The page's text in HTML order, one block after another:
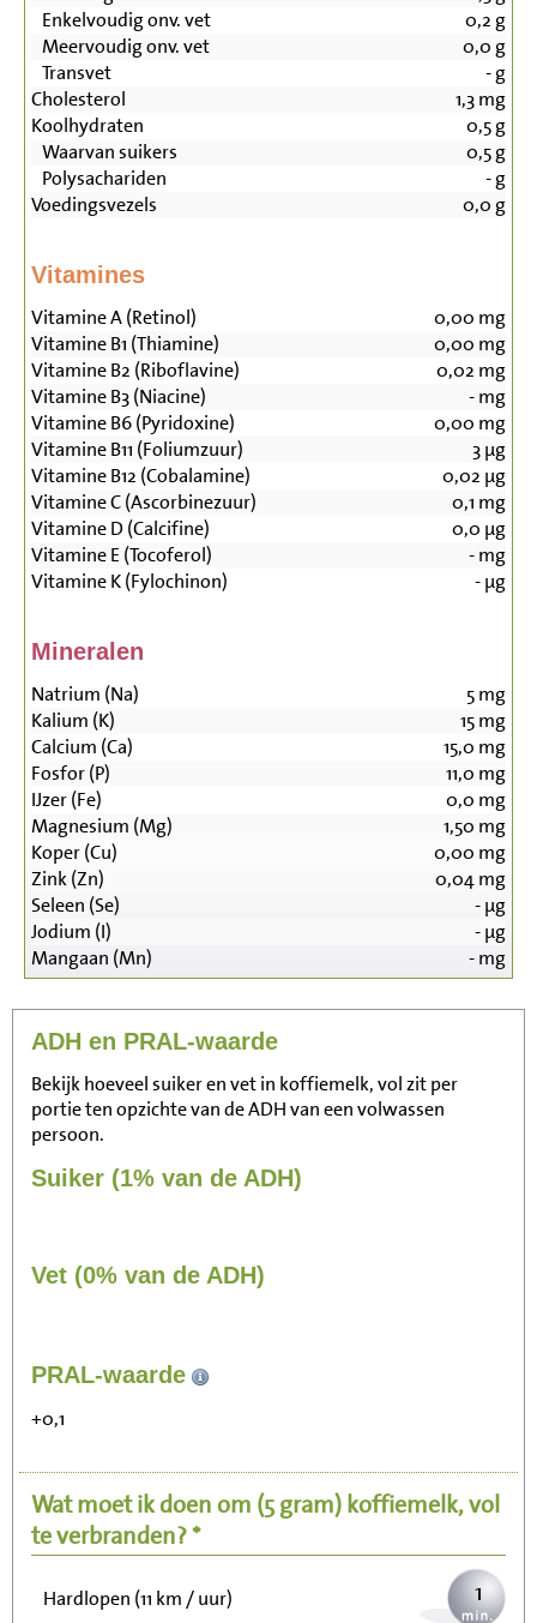
Enkelvoudig onv. vet
0,2 g
Meervoudig onv. vet
0,0 g
Transvet
-g
Cholesterol
1,3mg
Koolhydraten
0,5g
Waarvan suikers
0,5g
Polysachariden
-g
Voedingsvezels
0,0 g
Vitamines
Vitamine A (Retinol) 0,00 mg
Vitamine B1 (Thiamine)
0,00 mg
Vitamine B2 (Riboflavine)
0,02 mg
Vitamine B3 (Niacine)
-mg
Vitamine B6 (Pyridoxine)
0,00 mg
Vitamine B11 (Foliumzuur)
3µg
Vitamine B12 (Cobalamine)
0,02 µg
Vitamine C (Ascorbinezuur)
0,1 mg
Vitamine D (Calcifine)
0,0 µg
Vitamine E (Tocoferol)
-mg
Vitamine K (Fylochinon)
-µg
Mineralen
Natrium (Na) 5mg
Kalium (K)
15mg
Calcium (Ca)
15,0 mg
Fosfor (P)
11,0 mg
IJzer (Fe)
0,0 mg
Magnesium (Mg)
1,50 mg
Koper (Cu)
0,00 mg
Zink (Zn)
0,04mg
Seleen (Se)
-µg
Jodium (I)
-µg
Mangaan (Mn)
-mg
ADH en PRAL-waarde
Bekijk hoeveel suiker en vet in koffiemelk, vol zit per
portie ten opzichte van de ADH van een volwassen
persoon.
Suiker (1% van de ADH)
Vet (0% van de ADH)
PRAL-waarde
+0,1
Wat moet ik doen om (5 gram)koffiemelk, vol
te verbranden? *
Zitten, tv kijken
Wandelen (5 km/uur) 1
Hardlopen (11 km / uur) 1